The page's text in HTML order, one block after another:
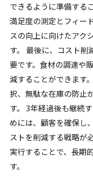
できるように準備する
満足度の測定とフィー
スの向上に向けたアク
す。 最後に、コスト削
要です。食材の調達や
減することができます
択、無駄な在庫の防止
す。 3年経過後も継続
めには、顧客を確保し
ストを削減する戦略が
実行することで、長期
す。